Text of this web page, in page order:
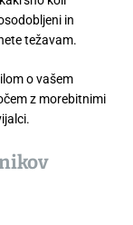
in
težavam.
o vašem
z morebitnimi